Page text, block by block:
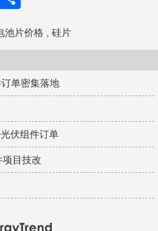
池片价格 硅片
单密集落地
伏组件订单
目技改